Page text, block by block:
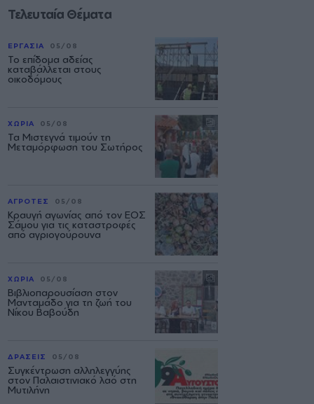
Τελευταία Θέματα
ΕΡΓΑΣΙΑ 05/08
Το επίδομα αδείας
καταβάλλεται στους
οικοδόμους
ΧΩΡΙΑ 05/08
Τα Μιστεγνά τιμούν τη
Μεταμόρφωση του Σωτήρος
ΑΓΡΟΤΕΣ 05/08
Κραυγή αγωνίας από τον ΕΟΣ
Σάμου για τις καταστροφές
από αγριογούρουνα
ΧΩΡΙΑ 05/08
Βιβλιοπαρουσίαση στον
Μανταμάδο για τη ζωή του
Νίκου Βαβούδη
ΔΡΑΣΕΙΣ 05/08
Συγκέντρωση αλληλεγγύης
στον Παλαιστινιακό λαό στη
Μυτιλήνη